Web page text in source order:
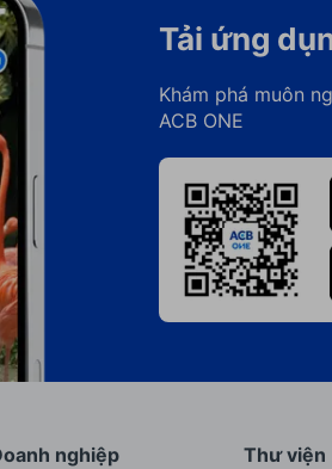
Tải ứng
Khám phá muôn
ACB ONE
nghiệp Thư viện